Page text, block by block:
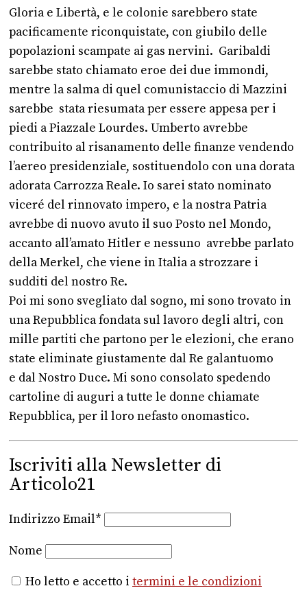
Gloria e Libertà, e le colonie sarebbero state
pacificamente riconquistate, con giubilo delle
popolazioni scampate ai gas nervini. Garibaldi
sarebbe stato chiamato eroe dei due immondi,
mentre la salma di quel comunistaccio di Mazzini
sarebbe stata riesumata per essere appesa per i
piedi a Piazzale Lourdes. Umberto avrebbe
contribuito al risanamento delle finanze vendendo
l’aereo presidenziale, sostituendolo con una dorata
adorata Carrozza Reale. Io sarei stato nominato
viceré del rinnovato impero, e la nostra Patria
avrebbe di nuovo avuto il suo Posto nel Mondo,
accanto all’amato Hitler e nessuno avrebbe parlato
della Merkel, che viene in Italia a strozzare i
sudditi del nostro Re.
Poi mi sono svegliato dal sogno, mi sono trovato in
una Repubblica fondata sul lavoro degli altri, con
mille partiti che partono per le elezioni, che erano
state eliminate giustamente dal Re galantuomo
e dal Nostro Duce. Mi sono consolato spedendo
cartoline di auguri a tutte le donne chiamate
Repubblica, per il loro nefasto onomastico.
Iscriviti alla Newsletter di
Articolo21
Indirizzo Email*
Nome
Ho letto e accetto i termini e le condizioni